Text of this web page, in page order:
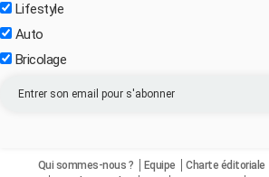
Lifestyle
Auto
Bricolage
Qui sommes-nous ? Equipe Charte éditoriale